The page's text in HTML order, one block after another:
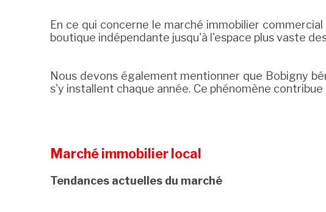
En ce qui concerne le marché immobilier
boutique indépendante jusqu'à l'espace plus vaste
Nous devons également mentionner que Bobigny
s'y installent chaque année. Ce phénomène
Marché immobilier local
Tendances actuelles du marché